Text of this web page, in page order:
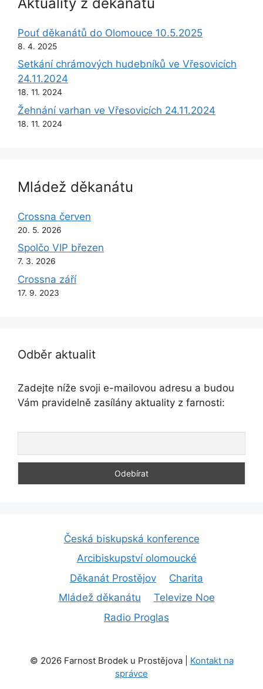
Pouť děkanátů do Olomouce 10.5.2025
8. 4. 2025
Setkání chrámových hudebníků ve Vřesovicích
24.11.2024
18. 11. 2024
Žehnání varhan ve Vřesovicích 24.11.2024
18. 11. 2024
Mládež děkanátu
Crossna červen
20. 5. 2026
Spolčo VIP březen
7. 3. 2026
Crossna září
17. 9. 2023
Odběr aktualit
Zadejte níže svoji e-mailovou adresu a budou
Vám pravidelně zasílány aktuality z farnosti:
Česká biskupská konference
Arcibiskupství olomoucké
Děkanát Prostějov
Charita
Mládež děkanátu
Televize Noe
Radio Proglas
© 2026 Farnost Brodek u Prostějova | Kontakt na
správce